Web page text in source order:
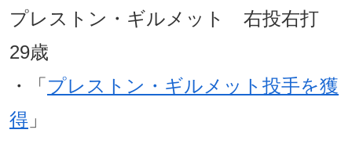
プレストン・ギルメット 右投右打
29歳
・「 プレストン・ギルメット投手を獲
得 」